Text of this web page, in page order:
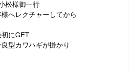
松様御一行
へレクチャーしてから
にGET
型カワハギが掛かり